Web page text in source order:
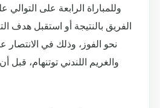
وللمباراة الرابعة على
الفريق بالنتيجة أو استقبل هدف
نحو الفوز، وذلك في الانتصار
والغريم اللندني توتنهام، قبل